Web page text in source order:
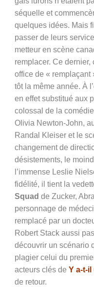
séquelle et
quelques idées. Mais
passer de leurs
metteur en scène
remplacer. Ce
office de « remplaçant
tôt la même année. À
en effet substitué aux
colossal de la
Olivia Newton-John,
Randal Kleiser et le
changement de
désistements, le
l’immense Leslie
fidélité, il tient la
Squad de Zucker,
personnage de
remplacé par un
Robert Stack aussi
découvrir un scénario
plagier celui du
acteurs clés de Y a-t-il
de retour.